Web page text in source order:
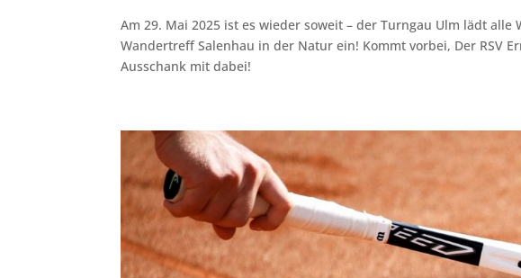
Am 29. Mai 2025 ist es wieder soweit – der Turngau Ulm lädt
Wandertreff Salenhau in der Natur ein! Kommt vorbei, Der RSV
Ausschank mit dabei!